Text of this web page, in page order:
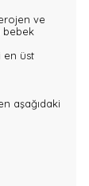
ve
bebek
en üst
aşağıdaki